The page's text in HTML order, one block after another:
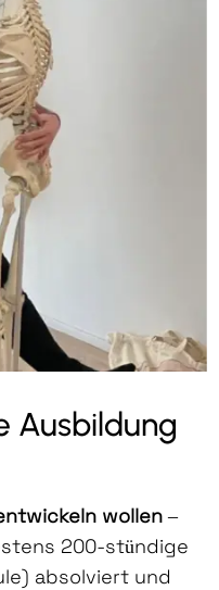
Ausbildung
wollen–
200-stündige
absolviert und